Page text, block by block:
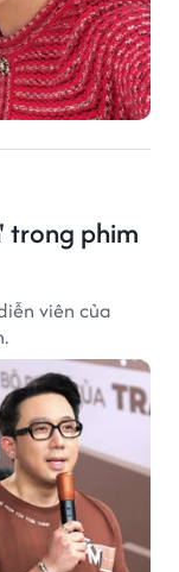
trong phim
viên của